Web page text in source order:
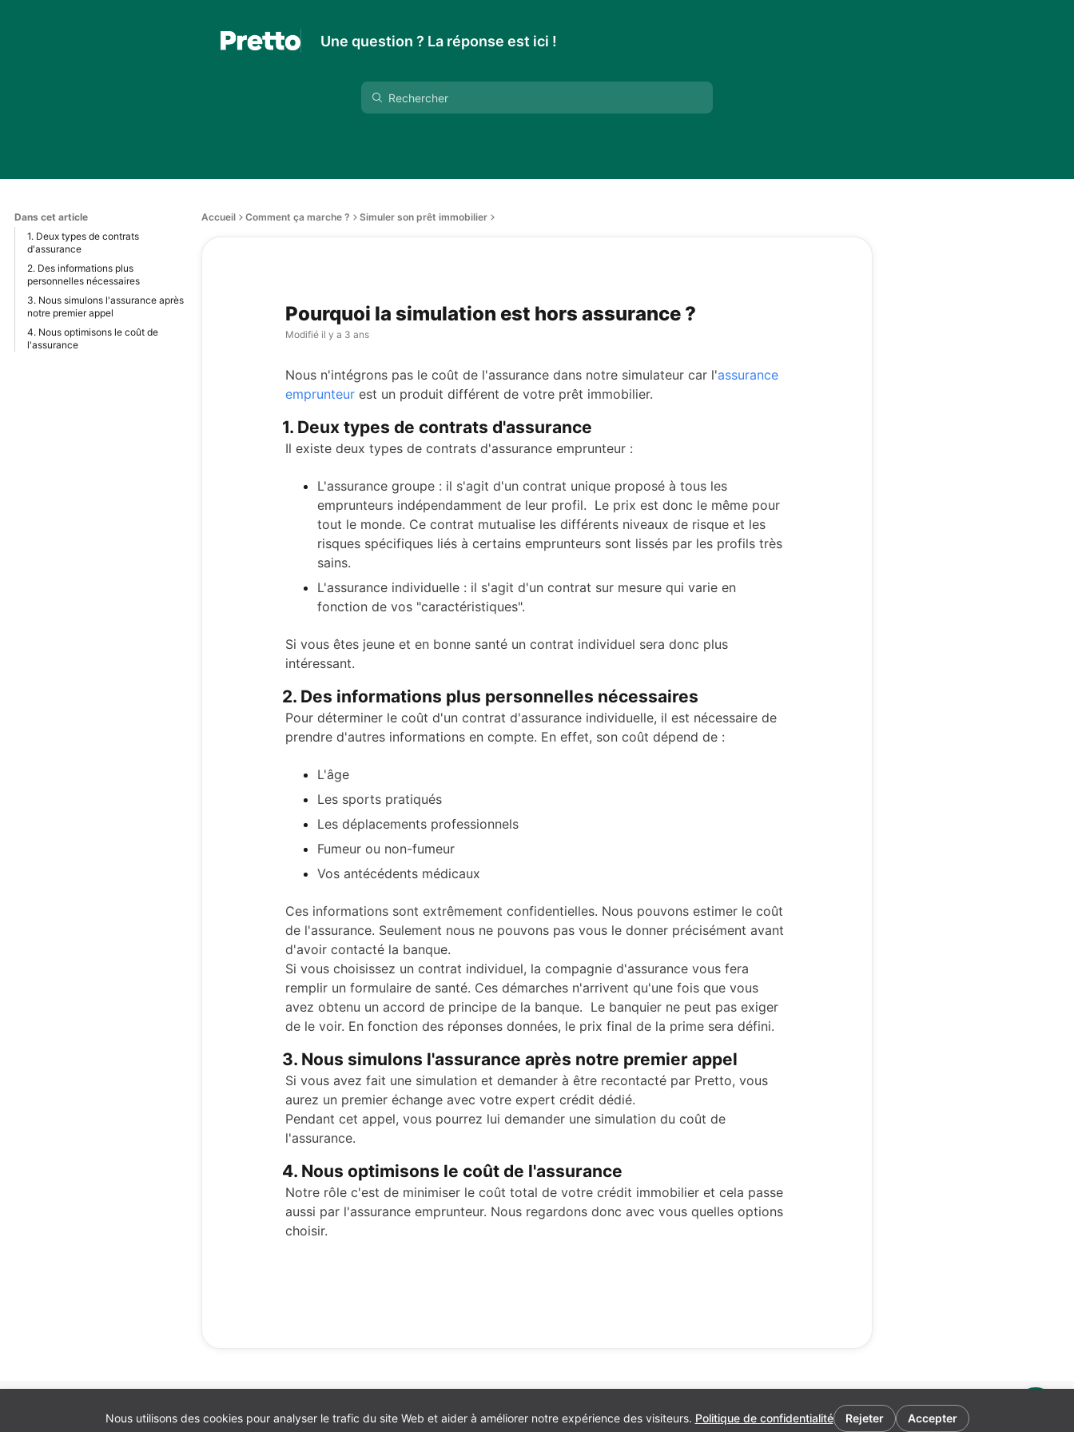
Une question ? La réponse est ici !
Nous utilisons des cookies pour analyser le trafic du site Web et aider à améliorer notre expérience des visiteurs. Politique de confidentialité Rejeter Accepter
Dans cet article
1. Deux types de contrats
d'assurance
2. Des informations plus
personnelles nécessaires
3. Nous simulons l'assurance après
notre premier appel
4. Nous optimisons le coût de
l'assurance
Accueil Comment ça marche ? Simuler son prêt immobilier
Pourquoi la simulation est hors assurance ?
Modifié il y a 3 ans
Nous n'intégrons pas le coût de l'assurance dans notre simulateur car l'assurance
emprunteur est un produit différent de votre prêt immobilier.
1. Deux types de contrats d'assurance
Il existe deux types de contrats d'assurance emprunteur :
L'assurance groupe : il s'agit d'un contrat unique proposé à tous les
emprunteurs indépendamment de leur profil. Le prix est donc le même pour
tout le monde. Ce contrat mutualise les différents niveaux de risque et les
risques spécifiques liés à certains emprunteurs sont lissés par les profils très
sains.
L'assurance individuelle : il s'agit d'un contrat sur mesure qui varie en
fonction de vos "caractéristiques".
Si vous êtes jeune et en bonne santé un contrat individuel sera donc plus
intéressant.
2. Des informations plus personnelles nécessaires
Pour déterminer le coût d'un contrat d'assurance individuelle, il est nécessaire de
prendre d'autres informations en compte. En effet, son coût dépend de :
L'âge
Les sports pratiqués
Les déplacements professionnels
Fumeur ou non-fumeur
Vos antécédents médicaux
Ces informations sont extrêmement confidentielles. Nous pouvons estimer le coût
de l'assurance. Seulement nous ne pouvons pas vous le donner précisément avant
d'avoir contacté la banque.
Si vous choisissez un contrat individuel, la compagnie d'assurance vous fera
remplir un formulaire de santé. Ces démarches n'arrivent qu'une fois que vous
avez obtenu un accord de principe de la banque. Le banquier ne peut pas exiger
de le voir. En fonction des réponses données, le prix final de la prime sera défini.
3. Nous simulons l'assurance après notre premier appel
Si vous avez fait une simulation et demander à être recontacté par Pretto, vous
aurez un premier échange avec votre expert crédit dédié.
Pendant cet appel, vous pourrez lui demander une simulation du coût de
l'assurance.
4. Nous optimisons le coût de l'assurance
Notre rôle c'est de minimiser le coût total de votre crédit immobilier et cela passe
aussi par l'assurance emprunteur. Nous regardons donc avec vous quelles options
choisir.
Préférences de cookies